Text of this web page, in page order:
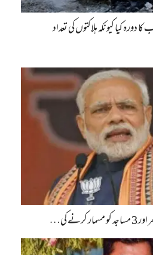
کیا کیونکہ ہلاکتوں کی تعداد